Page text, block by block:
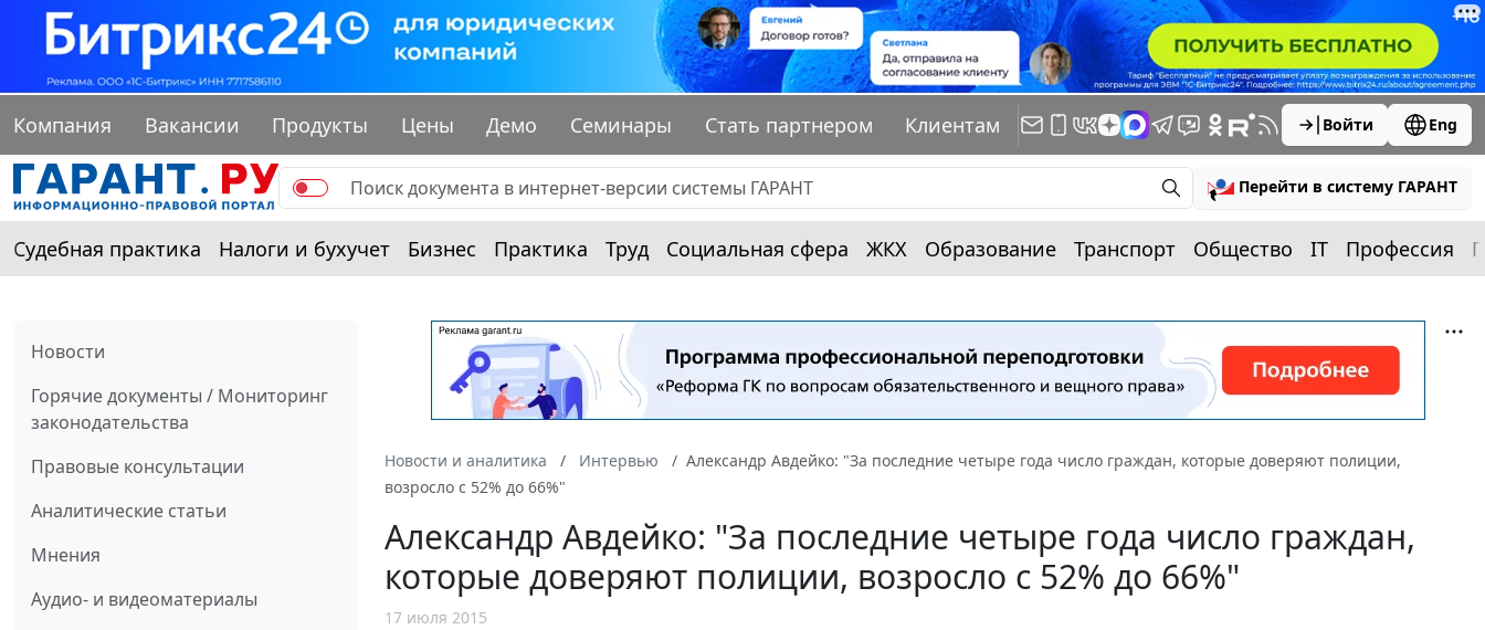
Компания Вакансии Продукты Цены Демо Семинары Стать партнером Клиентам Войти Eng
Перейти в систему ГАРАНТ
Судебная практика Налоги и бухучет Бизнес Практика Труд Социальная сфера ЖКХ Образование Транспорт Общество IT Профессия
Новости
Горячие документы / Мониторинг
законодательства
Правовые консультации
Аналитические статьи
Мнения
Аудио- и видеоматериалы
Новости и аналитика Интервью
Александр Авдейко: "За последние четыре года число граждан, которые доверяют полиции,
возросло с 52% до 66%"
Александр Авдейко: "За последние четыре года число граждан,
которые доверяют полиции, возросло с 52% до 66%"
17 июля 2015